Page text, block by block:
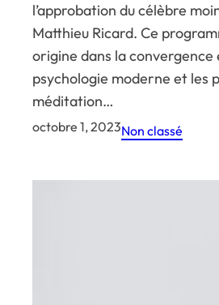
l’approbation du célèbre
Matthieu Ricard. Ce
origine dans la convergence
psychologie moderne et les
méditation…
octobre 1, 2023Non classé